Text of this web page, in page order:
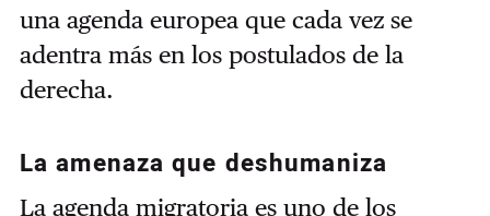
una agenda europea que cada vez se
adentra más en los postulados de la
derecha.
La amenaza que deshumaniza
La agenda migratoria es uno de los